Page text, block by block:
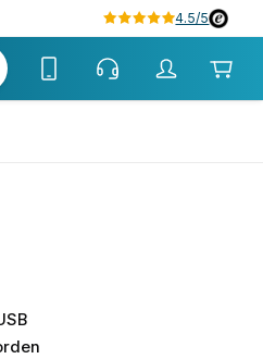
4.5/5